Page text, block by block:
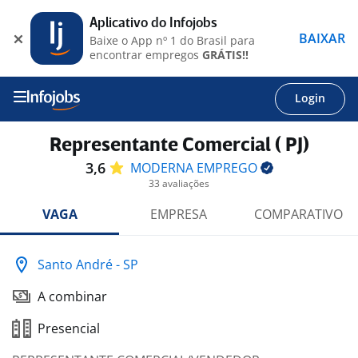
Login
Representante Comercial ( PJ)
3,6 MODERNA EMPREGO
33 avaliações
VAGA EMPRESA COMPARATIVO
Santo André - SP
A combinar
Presencial
Aplicativo do Infojobs
Baixe o App nº 1 do Brasil para
encontrar empregos GRÁTIS!!
BAIXAR